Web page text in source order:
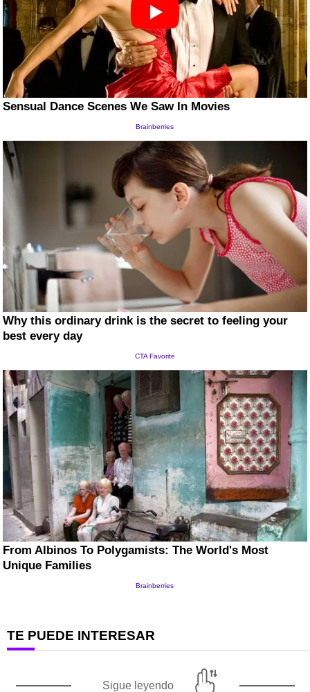
TE PUEDE INTERESAR
Sigue leyendo